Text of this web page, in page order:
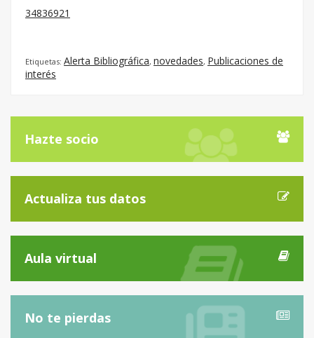
34836921
Etiquetas: Alerta Bibliográfica, novedades, Publicaciones de
interés
Hazte socio
Actualiza tus datos
Aula virtual
No te pierdas